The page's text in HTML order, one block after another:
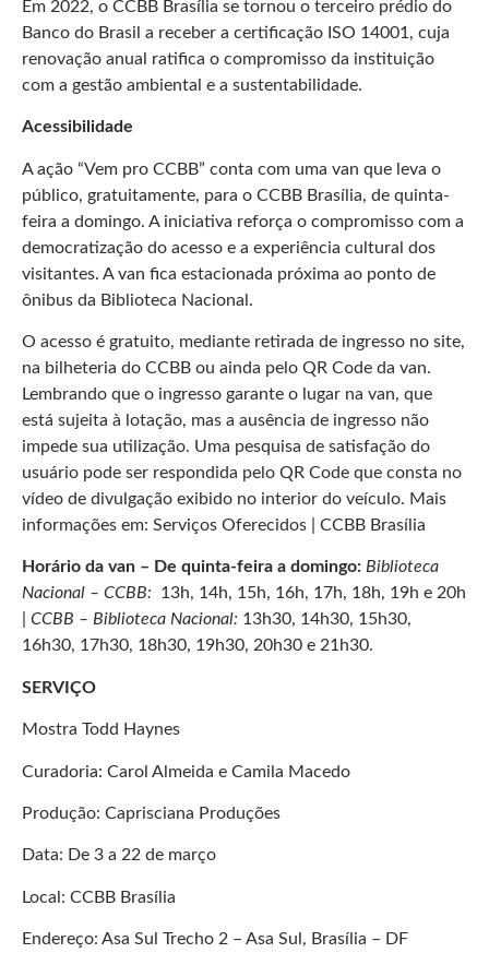
Em 2022, o CCBB Brasília se tornou o terceiro prédio do
Banco do Brasil a receber a certificação ISO 14001, cuja
renovação anual ratifica o compromisso da instituição
com a gestão ambiental e a sustentabilidade.
Acessibilidade
A ação “Vem pro CCBB” conta com uma van que leva o
público, gratuitamente, para o CCBB Brasília, de quinta-
feira a domingo. A iniciativa reforça o compromisso com a
democratização do acesso e a experiência cultural dos
visitantes. A van fica estacionada próxima ao ponto de
ônibus da Biblioteca Nacional.
O acesso é gratuito, mediante retirada de ingresso no site,
na bilheteria do CCBB ou ainda pelo QR Code da van.
Lembrando que o ingresso garante o lugar na van, que
está sujeita à lotação, mas a ausência de ingresso não
impede sua utilização. Uma pesquisa de satisfação do
usuário pode ser respondida pelo QR Code que consta no
vídeo de divulgação exibido no interior do veículo. Mais
informações em: Serviços Oferecidos | CCBB Brasília
Horário da van – De quinta-feira a domingo: Biblioteca
Nacional – CCBB: 13h, 14h, 15h, 16h, 17h, 18h, 19h e 20h
CCBB – Biblioteca Nacional: 13h30, 14h30, 15h30,
16h30, 17h30, 18h30, 19h30, 20h30 e 21h30.
SERVIÇO
Mostra Todd Haynes
Curadoria: Carol Almeida e Camila Macedo
Produção: Caprisciana Produções
Data: De 3 a 22 de março
Local: CCBB Brasília
Endereço: Asa Sul Trecho 2 – Asa Sul, Brasília – DF